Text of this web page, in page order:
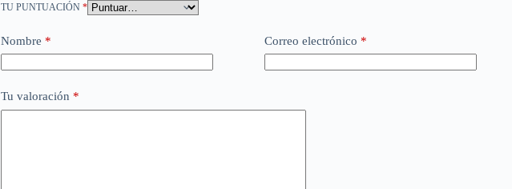
TU PUNTUACIÓN *
Nombre * Correo electrónico *
Tu valoración *